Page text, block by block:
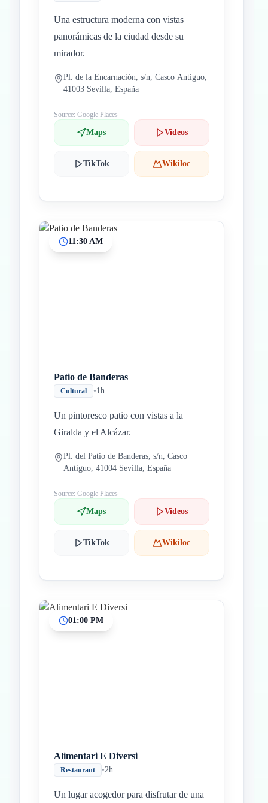
Una estructura moderna con vistas
panorámicas de la ciudad desde su
mirador.
Pl. de la Encarnación, s/n, Casco Antiguo,
41003 Sevilla, España
Source: Google Places
Maps Videos
TikTok Wikiloc
11:30 AM
Patio de Banderas
Cultural •1h
Un pintoresco patio con vistas a la
Giralda y el Alcázar.
Pl. del Patio de Banderas, s/n, Casco
Antiguo, 41004 Sevilla, España
Source: Google Places
Maps Videos
TikTok Wikiloc
01:00 PM
Alimentari E Diversi
Restaurant •2h
Un lugar acogedor para disfrutar de una